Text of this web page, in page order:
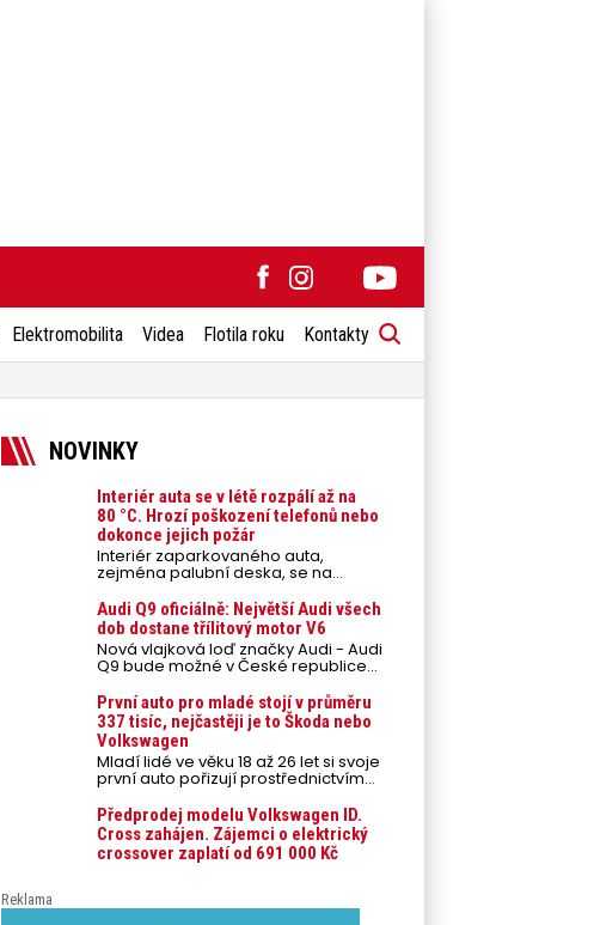
Elektromobilita Videa Flotila roku Kontakty
NOVINKY
Interiér auta se v létě rozpálí až na
80 °C. Hrozí poškození telefonů nebo
dokonce jejich požár
Interiér zaparkovaného auta,
zejména palubní deska, se na
přímém slunci může během letních
veder rozpálit až na 80 °C. Takové
teploty představují nebezpečí pro
odložené mobilní telefony,
powerbanky nebo notebooky. Můžou
urychlit stárnutí baterií, poškodit
případech i zvýšit riziko požáru.
Audi Q9 oficiálně: Největší Audi všech
dob dostane třílitový motor V6
Nová vlajková loď značky Audi - Audi
Q9 bude možné v České republice
objednávat od prvního srpnového
týdne 2026, kde budou oznámeny
také české ceny.
První auto pro mladé stojí v průměru
337 tisíc, nejčastěji je to Škoda nebo
Volkswagen
Mladí lidé ve věku 18 až 26 let si svoje
první auto pořizují prostřednictvím
úvěrového financování jako ojeté. Je
to tak u 93,3 % lidí, jen 6,7 % si pořídí
nové auto. Průměrná pořizovací
cena vozu dosahuje 337 tisíc korun a
průměrná financovaná částka
posledních 10 let (2016–2026).
Předprodej modelu Volkswagen ID.
Cross zahájen. Zájemci o elektrický
crossover zaplatí od 691 000 Kč
Reklama